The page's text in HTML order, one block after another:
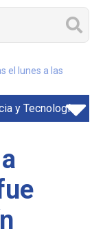
el lunes a las
y Tecnología